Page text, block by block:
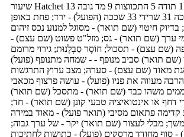
שיעור Hatchet תוכניות עבור אוצר מילים רב 1 תודה 5 התכווצות 9 מד גובה 13
מערבולת 13 מעורפל 22 שככה 31 שרידי 33 שככה (הפועל) - ירד; פחת באופן
חיטוי (שם תואר) - מסוגל למנוע נכס זיהום
ערך (שם תואר) - גס; מזל"ט פשוט (שם עצם) -
(שם עצם) - תסכול; חוֹסֶר סַבְלָנוּת; גירוי מרומם
(שם תואר) סביב מנופף - - שמחה מתנופף (פועל)
מאוד (שם עצם) - סערה; מצב ערוץ התרגשות
מעווה את פניו (פועל) - עושה פרצוף מכאבי
משהו כבד (שם תואר) - מתסכל (שם תואר)
דחף או אינטואיציה טבעי קונן (שם תואר) - חד;
קדימה פתאום מסיבי (תואר פועל) - מאוד במידה
מבלי לעצור (שם תואר) יקר - של ערך גבוה;
- סוף מחודד מרסקים (פועל) - כתושות לחתיכות